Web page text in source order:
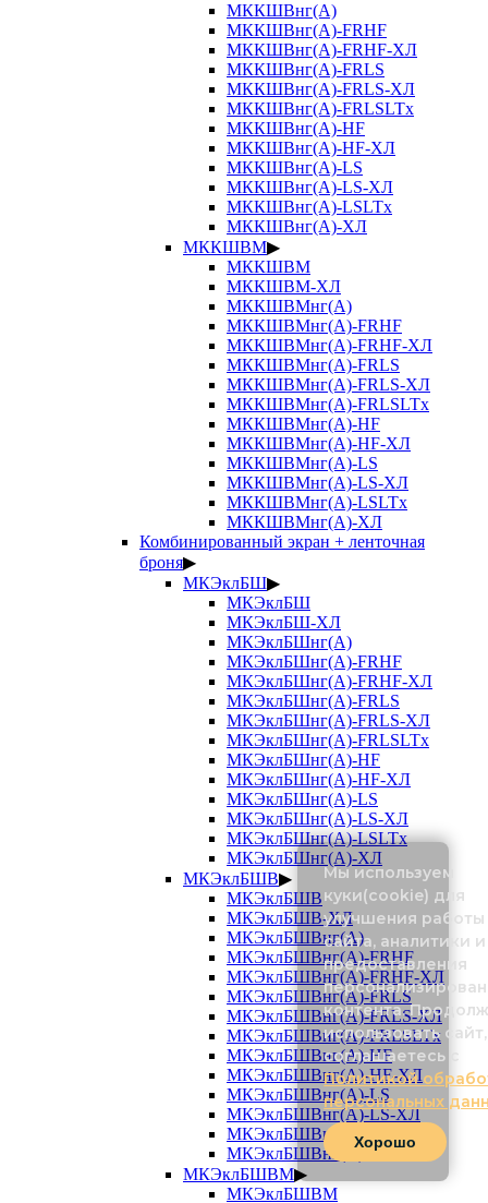
МККШВнг(А)
МККШВнг(А)-FRHF
МККШВнг(А)-FRHF-ХЛ
МККШВнг(А)-FRLS
МККШВнг(А)-FRLS-ХЛ
МККШВнг(А)-FRLSLTx
МККШВнг(А)-HF
МККШВнг(А)-HF-ХЛ
МККШВнг(А)-LS
МККШВнг(А)-LS-ХЛ
МККШВнг(А)-LSLTx
МККШВнг(А)-ХЛ
МККШВМ▶
МККШВМ
МККШВМ-ХЛ
МККШВМнг(А)
МККШВМнг(А)-FRHF
МККШВМнг(А)-FRHF-ХЛ
МККШВМнг(А)-FRLS
МККШВМнг(А)-FRLS-ХЛ
МККШВМнг(А)-FRLSLTx
МККШВМнг(А)-HF
МККШВМнг(А)-HF-ХЛ
МККШВМнг(А)-LS
МККШВМнг(А)-LS-ХЛ
МККШВМнг(А)-LSLTx
МККШВМнг(А)-ХЛ
Комбинированный экран + ленточная
броня▶
МКЭклБШ▶
МКЭклБШ
МКЭклБШ-ХЛ
МКЭклБШнг(А)
МКЭклБШнг(А)-FRHF
МКЭклБШнг(А)-FRHF-ХЛ
МКЭклБШнг(А)-FRLS
МКЭклБШнг(А)-FRLS-ХЛ
МКЭклБШнг(А)-FRLSLTx
МКЭклБШнг(А)-HF
МКЭклБШнг(А)-HF-ХЛ
МКЭклБШнг(А)-LS
МКЭклБШнг(А)-LS-ХЛ
МКЭклБШнг(А)-LSLTx
МКЭклБШнг(А)-ХЛ
МКЭклБШВ▶
МКЭклБШВ
МКЭклБШВ-ХЛ
МКЭклБШВнг(А)
МКЭклБШВнг(А)-FRHF
МКЭклБШВнг(А)-FRHF-ХЛ
МКЭклБШВнг(А)-FRLS
МКЭклБШВнг(А)-FRLS-ХЛ
МКЭклБШВнг(А)-FRLSLTx
МКЭклБШВнг(А)-HF
МКЭклБШВнг(А)-HF-ХЛ
МКЭклБШВнг(А)-LS
МКЭклБШВнг(А)-LS-ХЛ
МКЭклБШВнг(А)-LSLTx
МКЭклБШВнг(А)-ХЛ
МКЭклБШВМ▶
МКЭклБШВМ
Мы используем
куки(cookie) для
улучшения работы
сайта, аналитики и
предоставления
контента.
использовать
соглашаетесь с
Политикой
персональных
Хорошо